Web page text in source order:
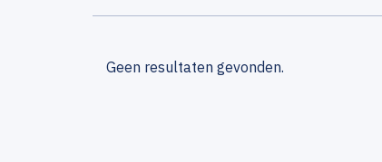
Geen resultaten gevonden.